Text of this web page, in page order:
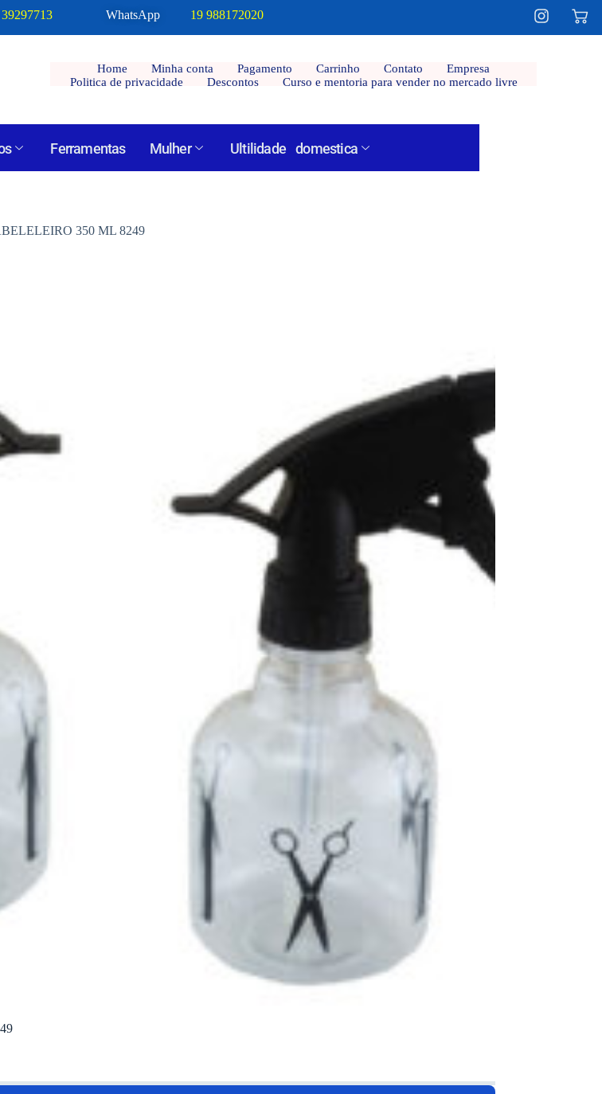
WhatsApp 19 988172020
Home Minha conta Pagamento Carrinho Contato
Empresa
Politica de privacidade
Descontos Curso e mentoria para vender no mercado livre
Ferramentas Mulher Ultilidade domestica
350 ML 8249